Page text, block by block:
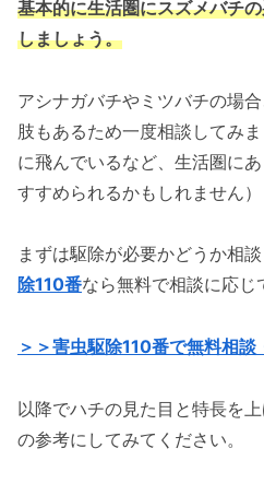
基本的に生活圏にスズメバチ
しましょう。
アシナガバチやミツバチの場
肢もあるため一度相談してみ
に飛んでいるなど、生活圏に
すすめられるかもしれません）
まずは駆除が必要かどうか相
除110番なら無料で相談に応じ
＞＞害虫駆除110番で無料相
以降でハチの見た目と特長を
の参考にしてみてください。